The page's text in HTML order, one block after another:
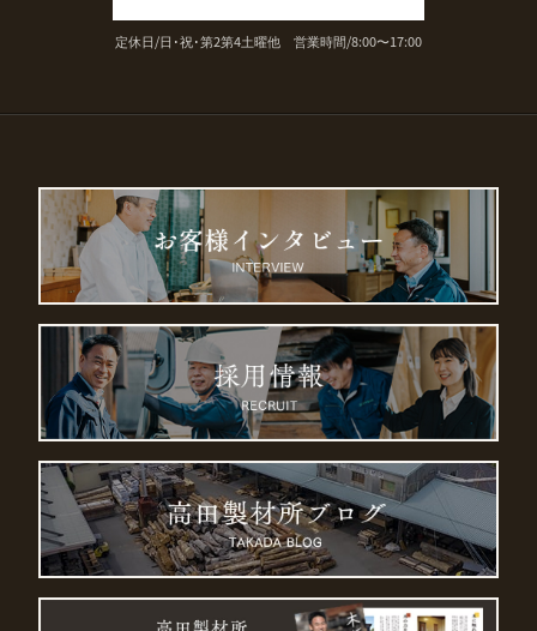
定休日/日･祝･第2第4土曜他 営業時間/8:00〜17:00